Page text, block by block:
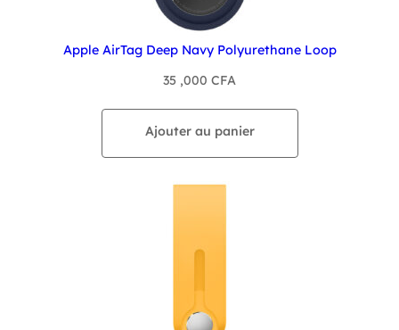
Apple AirTag Deep Navy Polyurethane Loop
35 ,000 CFA
Ajouter au panier